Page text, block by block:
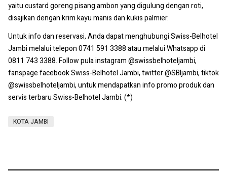
yaitu custard goreng pisang ambon yang digulung dengan roti,
disajikan dengan krim kayu manis dan kukis palmier.
Untuk info dan reservasi, Anda dapat menghubungi Swiss-Belhotel
Jambi melalui telepon 0741 591 3388 atau melalui Whatsapp di
0811 743 3388. Follow pula instagram @swissbelhoteljambi,
fanspage facebook Swiss-Belhotel Jambi, twitter @SBIjambi, tiktok
@swissbelhoteljambi, untuk mendapatkan info promo produk dan
servis terbaru Swiss-Belhotel Jambi. (*)
KOTA JAMBI